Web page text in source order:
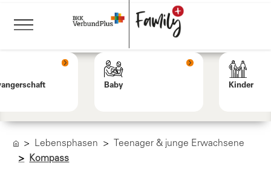
Baby Kinder
Lebensphasen
Teenager & junge Erwachsene
Kompass